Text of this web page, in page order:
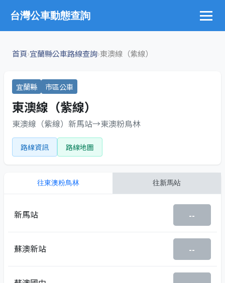
台灣公車動態查詢
首頁›宜蘭縣公車路線查詢›東澳線（紫線）
宜蘭縣 市區公車
東澳線（紫線）
東澳線（紫線）新馬站→東澳粉鳥林
路線資訊 路線地圖
往東澳粉鳥林 往新馬站
新馬站 --
蘇澳新站 --